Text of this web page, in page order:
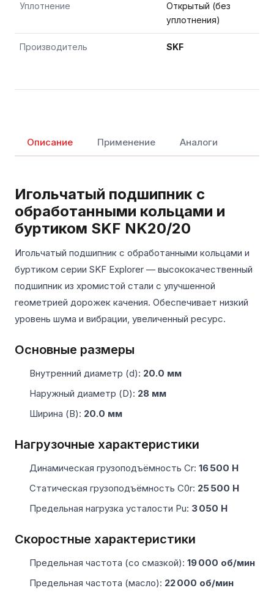
Уплотнение
Открытый (без
уплотнения)
Производитель SKF
Описание Применение Аналоги
Игольчатый подшипник с
обработанными кольцами и
буртиком SKF NK20/20
Игольчатый подшипник с обработанными кольцами и
буртиком серии SKF Explorer — высококачественный
подшипник из хромистой стали с улучшенной
геометрией дорожек качения. Обеспечивает низкий
уровень шума и вибрации, увеличенный ресурс.
Основные размеры
Внутренний диаметр (d): 20.0 мм
Наружный диаметр (D): 28 мм
Ширина (B): 20.0 мм
Нагрузочные характеристики
Динамическая грузоподъёмность Cr: 16 500 Н
Статическая грузоподъёмность C0r: 25 500 Н
Предельная нагрузка усталости Pu: 3 050 Н
Скоростные характеристики
Предельная частота (со смазкой): 19 000 об/мин
Предельная частота (масло): 22 000 об/мин